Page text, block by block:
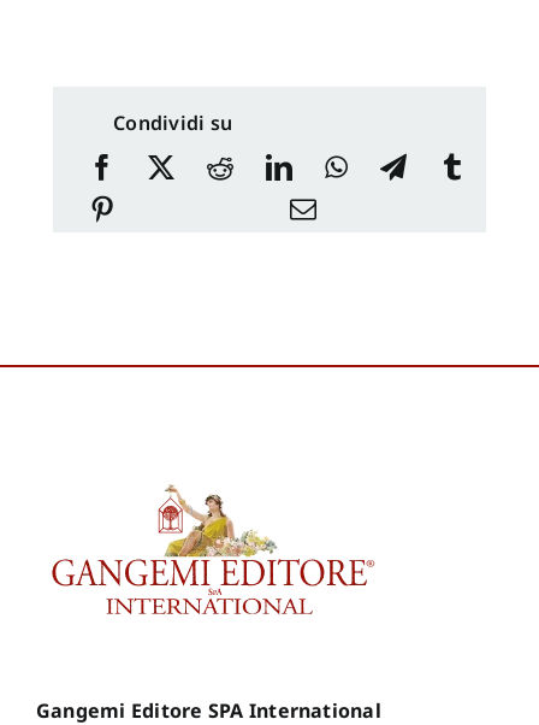
Condividi su
Gangemi Editore SPA International